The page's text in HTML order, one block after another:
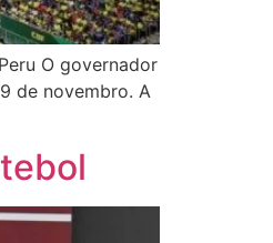
O governador
de novembro. A